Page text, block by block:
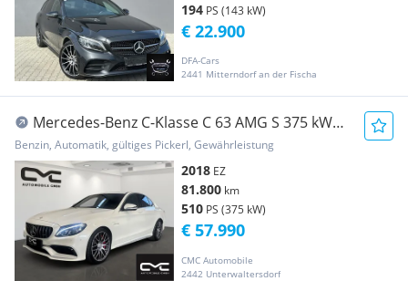
194 PS (143 kW)
DFA-Cars
2441 Mitterndorf an der Fischa
€ 22.900
Mercedes-Benz C-Klasse C 63 AMG S 375 kW
V8/Spur/Abst./Tempomat/TWT/SH...
Benzin, Automatik, gültiges Pickerl, Gewährleistung
2018 EZ
81.800 km
510 PS (375 kW)
CMC Automobile
2442 Unterwaltersdorf
€ 57.990